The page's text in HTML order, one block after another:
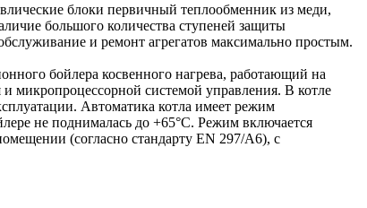
блоки первичный теплообменник из меди,
большого количества ступеней защиты
и ремонт агрегатов максимально простым.
бойлера косвенного нагрева, работающий на
микропроцессорной системой управления. В котле
Автоматика котла имеет режим
не поднималась до +65°С. Режим включается
(согласно стандарту EN 297/А6), с